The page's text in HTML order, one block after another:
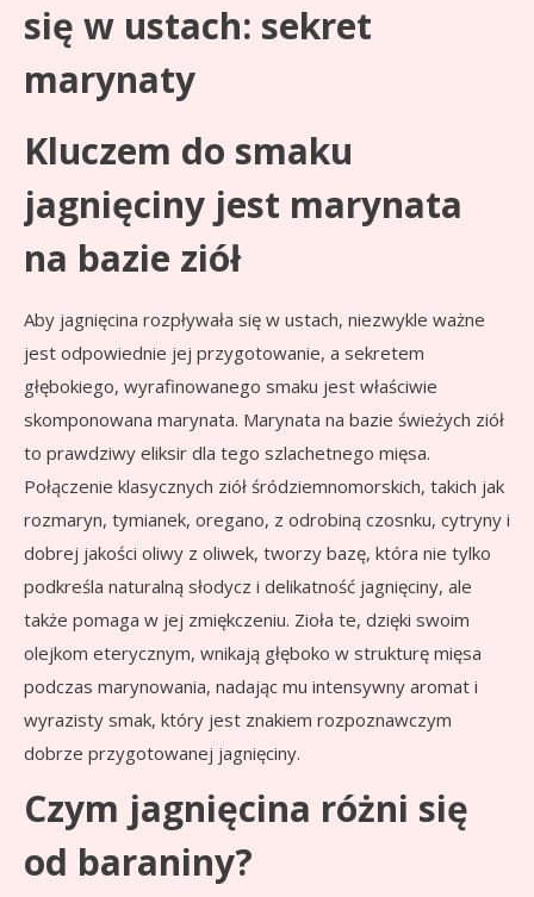
się w ustach: sekret
marynaty
Kluczem do smaku
jagnięciny jest marynata
na bazie ziół
Aby jagnięcina rozpływała się w ustach, niezwykle ważne
jest odpowiednie jej przygotowanie, a sekretem
głębokiego, wyrafinowanego smaku jest właściwie
skomponowana marynata. Marynata na bazie świeżych ziół
to prawdziwy eliksir dla tego szlachetnego mięsa.
Połączenie klasycznych ziół śródziemnomorskich, takich jak
rozmaryn, tymianek, oregano, z odrobiną czosnku, cytryny i
dobrej jakości oliwy z oliwek, tworzy bazę, która nie tylko
podkreśla naturalną słodycz i delikatność jagnięciny, ale
także pomaga w jej zmiękczeniu. Zioła te, dzięki swoim
olejkom eterycznym, wnikają głęboko w strukturę mięsa
podczas marynowania, nadając mu intensywny aromat i
wyrazisty smak, który jest znakiem rozpoznawczym
dobrze przygotowanej jagnięciny.
Czym jagnięcina różni się
od baraniny?